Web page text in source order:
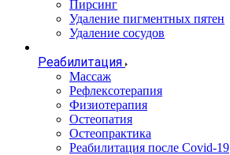
Пирсинг
Удаление пигментных пятен
Удаление сосудов
Реабилитация
Массаж
Рефлексотерапия
Физиотерапия
Остеопатия
Остеопрактика
Реабилитация после Covid-19